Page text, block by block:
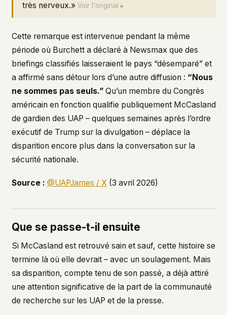
très nerveux.»Voir l'original ▸
Cette remarque est intervenue pendant la même
période où Burchett a déclaré à Newsmax que des
briefings classifiés laisseraient le pays “désemparé” et
a affirmé sans détour lors d’une autre diffusion : “Nous
ne sommes pas seuls.”Qu’un membre du Congrès
américain en fonction qualifie publiquement McCasland
de gardien des UAP – quelques semaines après l’ordre
exécutif de Trump sur la divulgation – déplace la
disparition encore plus dans la conversation sur la
sécurité nationale.
Source : @UAPJames / X (3 avril 2026)
Que se passe-t-il ensuite
Si McCasland est retrouvé sain et sauf, cette histoire se
termine là où elle devrait – avec un soulagement. Mais
sa disparition, compte tenu de son passé, a déjà attiré
une attention significative de la part de la communauté
de recherche sur les UAP et de la presse.